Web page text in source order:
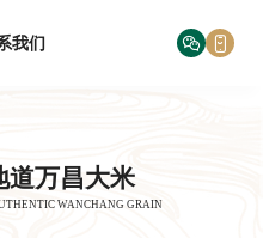
我们
道万昌大米
WANCHANG GRAIN